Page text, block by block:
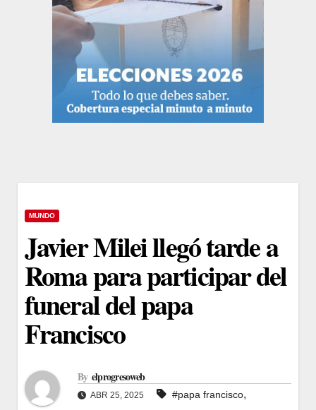
MUNDO
Javier Milei llegó tarde a
Roma para participar del
funeral del papa
Francisco
By elprogresoweb
ABR 25, 2025 #papa francisco,